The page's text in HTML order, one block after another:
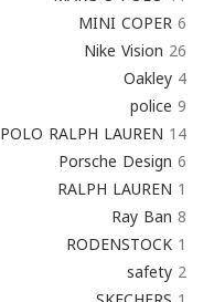
MINI COPER6
Nike Vision 26
Oakley 4
police 9
POLO RALPH LAUREN 14
Porsche Design 6
RALPH LAUREN 1
Ray Ban 8
RODENSTOCK 1
safety 2